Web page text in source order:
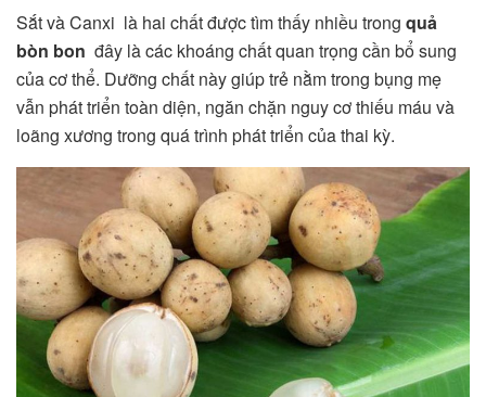
Sắt và Canxi là hai chất được tìm thấy nhiều trong quả
bòn bon đây là các khoáng chất quan trọng cần bổ sung
của cơ thể. Dưỡng chất này giúp trẻ nằm trong bụng mẹ
vẫn phát triển toàn diện, ngăn chặn nguy cơ thiếu máu và
loãng xương trong quá trình phát triển của thai kỳ.